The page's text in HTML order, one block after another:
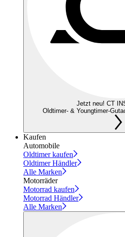
Jetzt neu! CT
Oldtimer- & Youngtimer-
Kaufen
Automobile
Oldtimer kaufen
Oldtimer Händler
Alle Marken
Motorräder
Motorrad kaufen
Motorrad Händler
Alle Marken